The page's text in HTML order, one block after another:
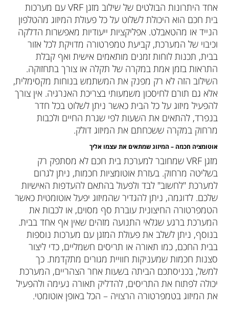
אחד היתרונות הבולטים של שילוב מזגן VRF עם מערכות
בית חכם הוא היכולת לשלוט על כל פעולת המיזוג מהטלפון
הנייד או מהטאבלט. אפליקציות ייעודיות מאפשרות הדלקה
וכיבוי של המערכת, קביעת טמפרטורה מדויקת לכל אזור
בבית, תכנות לוחות זמנים מותאמים אישית ואף קבלת
התראות בזמן אמת במקרה של תקלה או צורך בתחזוקה.
השילוב הזה לא רק מפנק את המשתמש בנוחות מקסימלית,
אלא גם תורם לחיסכון משמעותי בצריכת האנרגיה. אין צורך
להפעיל מיזוג על כל הבית כאשר ניתן לשלוט בכל חדר
בנפרד, להתאים את השעות לפי שגרת החיים ולכבות
מרחוק במקרה ששכחתם את המיזוג דולק.
אוטומציה חכמה – המיזוג שמתאים את עצמו אליך
מזגן VRF שמחובר למערכת בית חכם לא מסתפק רק
בשליטה מרחוק. בעזרת אוטומציות חכמות, ניתן לגרום
למערכת "לחשוב" לבד ולפעול בהתאם להעדפות האישיות
שלכם. לדוגמה, ניתן להגדיר שהמיזוג יפעל אוטומטית כאשר
הטמפרטורה החיצונית עוברת סף מסוים, או לכבות את
המערכת ברגע שגלאי התנועה מזהים שאין אף אחד בבית.
בנוסף, ניתן לשלב את פעולת המזגן עם מערכות נוספות
בבית החכם, כמו תאורה או תריסים חשמליים, כדי ליצור
סצנות חכמות שמעניקות חוויית מגורים מתקדמת. כך
למשל, בכניסתכם הביתה בשעות אחר הצהריים, המערכת
יכולה לפתוח את התריסים, להדליק תאורה נעימה ולהפעיל
את המיזוג בטמפרטורה הרצויה – הכל באופן אוטומטי.